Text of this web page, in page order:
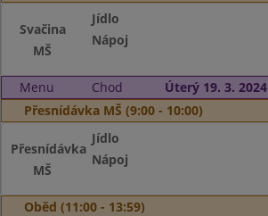
Svačina
MŠ
Jídlo
Nápoj
Menu Chod
Úterý 19. 3. 2024
Přesnídávka MŠ (9:00 - 10:00)
Přesnídávka
MŠ
Jídlo
Nápoj
Oběd (11:00 - 13:59)